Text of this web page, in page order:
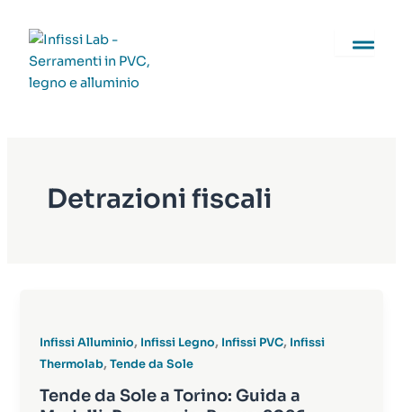
contenuto
Detrazioni fiscali
Infissi Alluminio, Infissi Legno, Infissi PVC, Infissi
Thermolab,Tende da Sole
Tende da Sole a Torino: Guida a